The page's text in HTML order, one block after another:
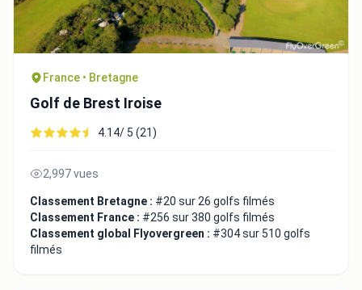
France • Bretagne
Golf de Brest Iroise
4.14/ 5 (21)
2,997 vues
Classement Bretagne : #20 sur 26 golfs filmés
Classement France : #256 sur 380 golfs filmés
Classement global Flyovergreen : #304 sur 510 golfs
filmés